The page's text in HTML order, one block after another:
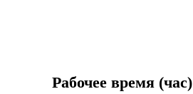
Рабочее время (час)